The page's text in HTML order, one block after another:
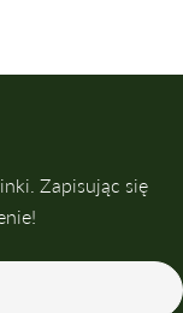
Zapisując się